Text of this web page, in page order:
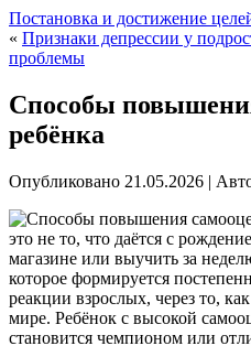
Постановка и достижение
« Признаки депрессии у
проблемы
Способы
ребёнка
Опубликовано 21.05.2026 |
это не то, что даётся с
магазине или выучить за
которое формируется
реакции взрослых, через то,
мире. Ребёнок с высокой
становится чемпионом или